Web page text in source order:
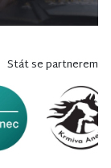
Stát se partnerem